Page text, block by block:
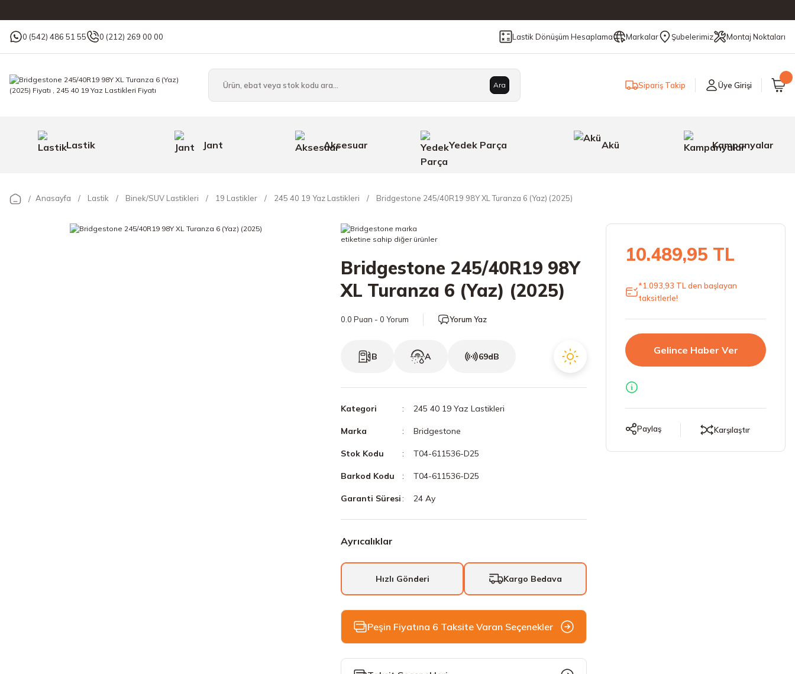
0 (542) 486 51 55 0 (212) 269 00 00 Lastik Dönüşüm Hesaplama Markalar Şubelerimiz Montaj Noktaları
Ara Sipariş Takip Üye Girişi
Lastik Jant Aksesuar Yedek Parça Akü Kampanyalar
Anasayfa Lastik Binek/SUV Lastikleri 19 Lastikler 245 40 19 Yaz Lastikleri Bridgestone 245/40R19 98Y XL Turanza 6 (Yaz) (2025)
Bridgestone 245/40R19 98Y
XL Turanza 6 (Yaz) (2025)
0.0 Puan - 0 Yorum Yorum Yaz
B A 69dB
Kategori 245 40 19 Yaz Lastikleri
Marka Bridgestone
Stok Kodu T04-611536-D25
Barkod Kodu T04-611536-D25
Garanti Süresi 24 Ay
Ayrıcalıklar
Hızlı Gönderi Kargo Bedava
Peşin Fiyatına 6 Taksite Varan Seçenekler
10.489,95 TL
*1.093,93 TL den başlayan
taksitlerle!
Gelince Haber Ver
Paylaş Karşılaştır